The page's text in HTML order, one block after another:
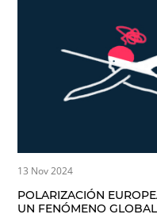
13 Nov 2024
POLARIZACIÓN
UN FENÓMENO GLOBAL